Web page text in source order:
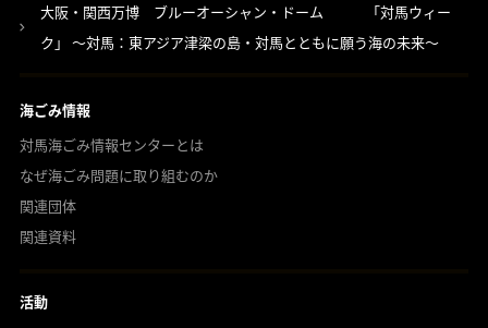
大阪・関西万博 ブルーオーシャン・ドーム 「対馬ウィー
ク」 ～対馬：東アジア津梁の島・対馬とともに願う海の未来～
海ごみ情報
対馬海ごみ情報センターとは
なぜ海ごみ問題に取り組むのか
関連団体
関連資料
活動